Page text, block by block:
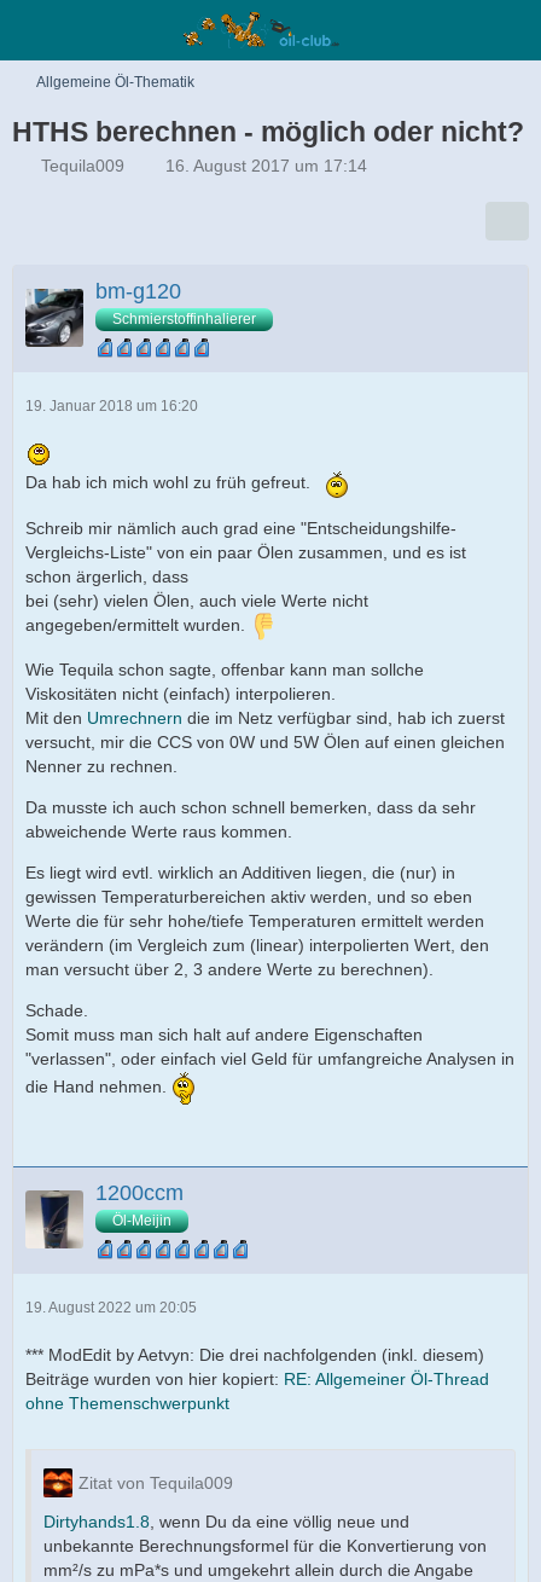
Allgemeine Öl-Thematik
HTHS berechnen - möglich oder nicht?
Tequila009 16. August 2017 um 17:14
bm-g120
Schmierstoffinhalierer
19. Januar 2018 um 16:20
Da hab ich mich wohl zu früh gefreut.
Schreib mir nämlich auch grad eine "Entscheidungshilfe-
Vergleichs-Liste" von ein paar Ölen zusammen, und es ist
schon ärgerlich, dass
bei (sehr) vielen Ölen, auch viele Werte nicht
angegeben/ermittelt wurden.
Wie Tequila schon sagte, offenbar kann man sollche
Viskositäten nicht (einfach) interpolieren.
Mit den Umrechnern die im Netz verfügbar sind, hab ich zuerst
versucht, mir die CCS von 0W und 5W Ölen auf einen gleichen
Nenner zu rechnen.
Da musste ich auch schon schnell bemerken, dass da sehr
abweichende Werte raus kommen.
Es liegt wird evtl. wirklich an Additiven liegen, die (nur) in
gewissen Temperaturbereichen aktiv werden, und so eben
Werte die für sehr hohe/tiefe Temperaturen ermittelt werden
verändern (im Vergleich zum (linear) interpolierten Wert, den
man versucht über 2, 3 andere Werte zu berechnen).
Schade.
Somit muss man sich halt auf andere Eigenschaften
"verlassen", oder einfach viel Geld für umfangreiche Analysen in
die Hand nehmen.
1200ccm
Öl-Meijin
19. August 2022 um 20:05
*** ModEdit by Aetvyn: Die drei nachfolgenden (inkl. diesem)
Beiträge wurden von hier kopiert: RE: Allgemeiner Öl-Thread
ohne Themenschwerpunkt
Zitat von Tequila009
Dirtyhands1.8 , wenn Du da eine völlig neue und
unbekannte Berechnungsformel für die Konvertierung von
mm²/s zu mPa*s und umgekehrt allein durch die Angabe